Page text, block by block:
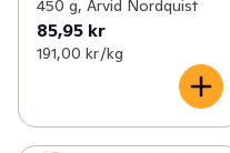
450 g, Arvid Nordquist
85,95 kr
191,00 kr /kg